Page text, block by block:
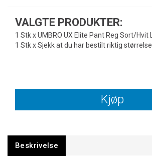
VALGTE PRODUKTER:
1 Stk x UMBRO UX Elite Pant Reg Sort/Hvit L
1 Stk x Sjekk at du har bestilt riktig størrelse
Kjøp
Beskrivelse